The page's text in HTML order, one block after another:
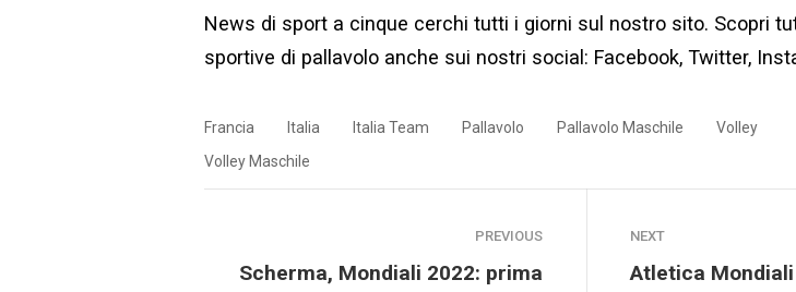
News di sport a cinque cerchi tutti i giorni sul nostro sito. Scopri
sportive di pallavolo anche sui nostri social: Facebook, Twitter,
Francia Italia Italia Team Pallavolo Pallavolo Maschile
Volley
Volley Maschile
PREVIOUS
Scherma, Mondiali 2022: prima
NEXT
Atletica Mondiali